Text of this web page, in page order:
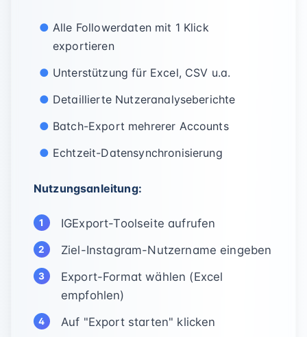
Alle Followerdaten mit 1 Klick
exportieren
Unterstützung für Excel, CSV u.a.
Detaillierte Nutzeranalyseberichte
Batch-Export mehrerer Accounts
Echtzeit-Datensynchronisierung
Nutzungsanleitung:
IGExport-Toolseite aufrufen
Ziel-Instagram-Nutzername eingeben
Export-Format wählen (Excel
empfohlen)
Auf "Export starten" klicken